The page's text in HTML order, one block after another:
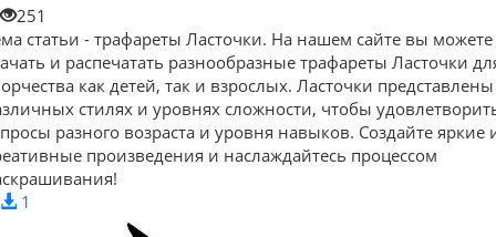
251
статьи - трафареты Ласточки. На нашем сайте вы можете
и распечатать разнообразные трафареты Ласточки
как детей, так и взрослых. Ласточки
стилях и уровнях сложности, чтобы
разного возраста и уровня навыков. Создайте яркие
произведения и наслаждайтесь процессом
1